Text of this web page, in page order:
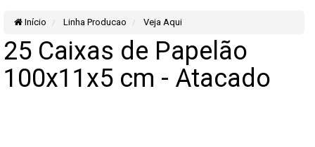
Início Linha Producao Veja Aqui
25 Caixas de Papelão
100x11x5 cm - Atacado